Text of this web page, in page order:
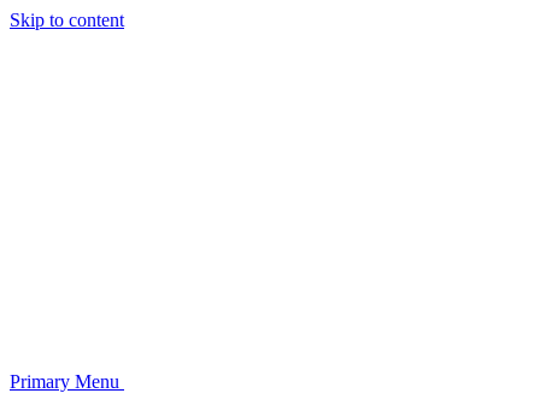
Skip to content
Primary Menu